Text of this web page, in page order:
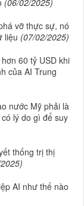
vỡ thực sự, nó
liệu (07/02/2025)
60 tỷ USD khi
của AI Trung
nước Mỹ phải là
có lý do gì để suy
thống trị thị
AI như thế nào